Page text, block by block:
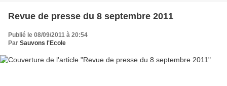
Revue de presse du 8 septembre 2011
Publié le 08/09/2011 à 20:54
Par Sauvons l'Ecole